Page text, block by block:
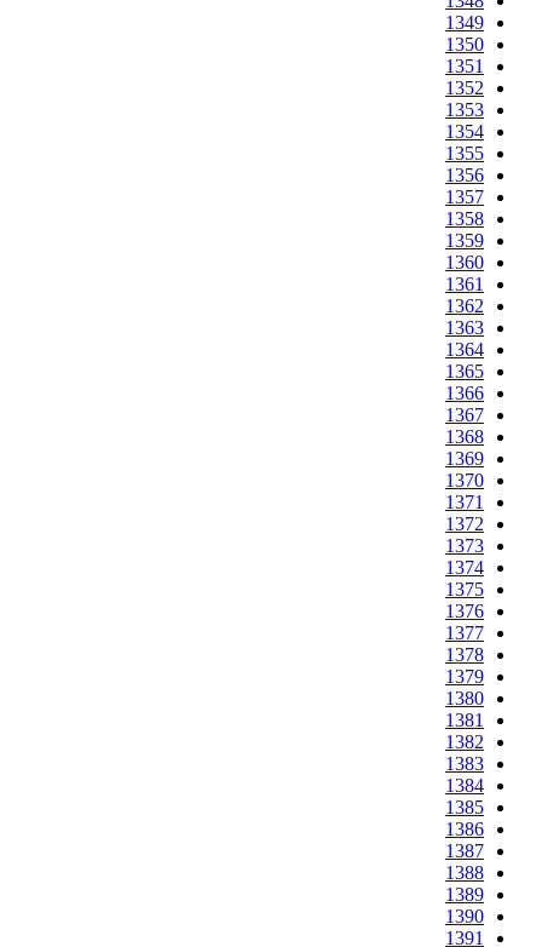
1349
1350
1351
1352
1353
1354
1355
1356
1357
1358
1359
1360
1361
1362
1363
1364
1365
1366
1367
1368
1369
1370
1371
1372
1373
1374
1375
1376
1377
1378
1379
1380
1381
1382
1383
1384
1385
1386
1387
1388
1389
1390
1391